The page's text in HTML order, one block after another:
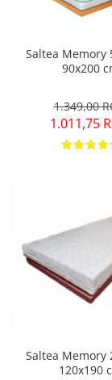
Saltea Memory 5+13 cm
90x200
1.349,00
1.011,75
Saltea Memory
120x190